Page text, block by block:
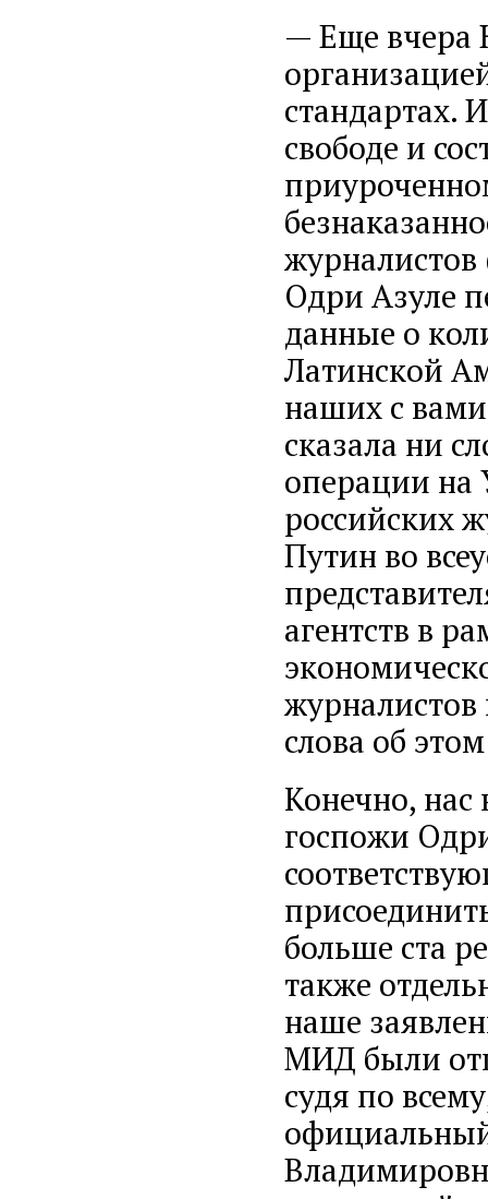
— Еще вчера
стандартах.
свободе и
журналистов
Одри Азуле
данные о
Латинской
наших с
сказала ни
операции на
российских
Путин во
агентств в
журналистов
слова об
Конечно, нас
госпожи
больше ста
также
наше
МИД были
судя по